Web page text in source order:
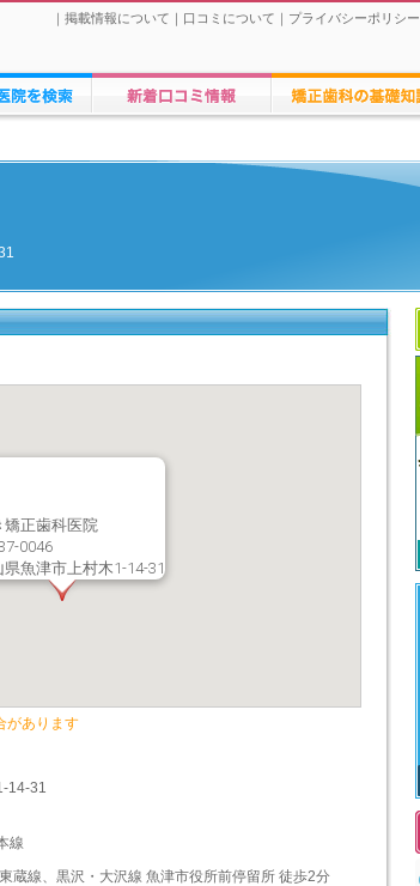
｜ 掲載情報について ｜ 口コミについて ｜ プライバシーポリシー
矯正歯科医院
0046
県魚津市上村木1-14-31
があります
14-31
線
蔵線、黒沢・大沢線 魚津市役所前停留所 徒歩2分